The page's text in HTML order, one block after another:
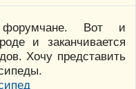
форумчане. Вот и
и заканчивается
Хочу представить